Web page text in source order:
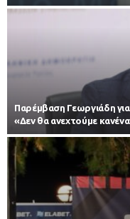
Παρέμβαση Γεωργιάδη
«Δεν θα ανεχτούμε